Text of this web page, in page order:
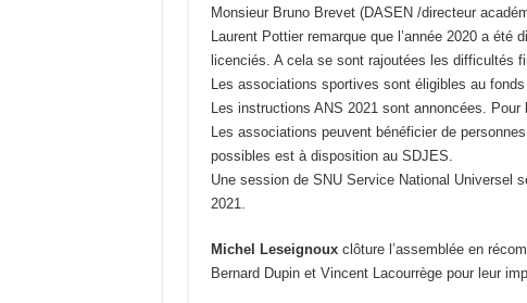
Monsieur Bruno Brevet (DASEN /directeur
Laurent Pottier remarque que l’année 2020 a
licenciés. A cela se sont rajoutées les difficultés
Les associations sportives sont éligibles au
Les instructions ANS 2021 sont annoncées.
Les associations peuvent bénéficier de
possibles est à disposition au SDJES.
Une session de SNU Service National Universel
2021.
Michel Leseignouxclôture l’assemblée en
Bernard Dupin et Vincent Lacourrège pour leur